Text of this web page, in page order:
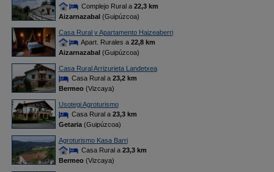
Complejo Rural a 22,3 km
Aizarnazabal(Guipúzcoa)
Casa Rural y Apartamento Haizeaberri
Apart. Rurales a 22,8 km
Aizarnazabal(Guipúzcoa)
Casa Rural Arrizurieta Landetxea
Casa Rural a 23,2 km
Bermeo(Vizcaya)
Usotegi Agroturismo
Casa Rural a 23,3 km
Getaria(Guipúzcoa)
Agroturismo Kasa Barri
Casa Rural a 23,3 km
Bermeo(Vizcaya)